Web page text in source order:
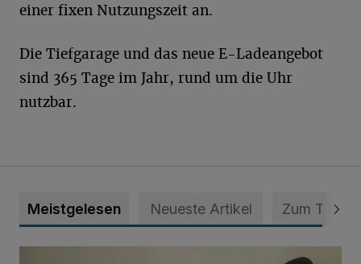
einer fixen Nutzungszeit an.
Die Tiefgarage und das neue E-Ladeangebot
sind 365 Tage im Jahr, rund um die Uhr
nutzbar.
Meistgelesen Neueste Artikel Zum Thema